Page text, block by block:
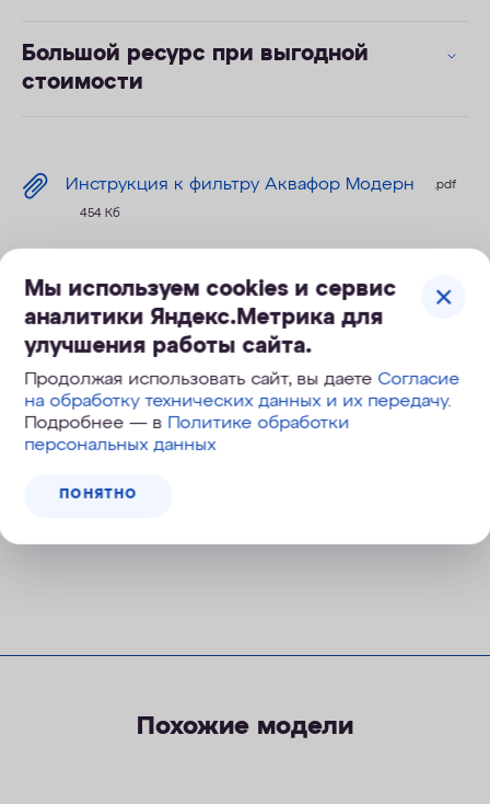
Большой ресурс при выгодной
стоимости
Инструкция к фильтру Аквафор Модерн .pdf
454 Кб
Технические характеристики
Ресурс, л 1000
Габариты 15,5 х 10,5 х 27,7
фильтрации
Похожие модели
Мы используем cookies и сервис
аналитики Яндекс.Метрика для
улучшения работы сайта.
Продолжая использовать сайт, вы даетеСогласие
на обработку технических данных и их передачу.
Подробнее — в Политике обработки
персональных данных
ПОНЯТНО